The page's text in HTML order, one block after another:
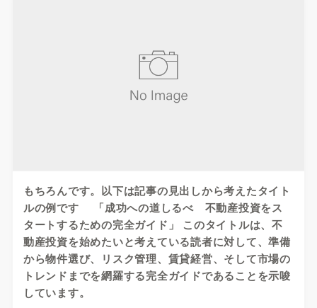
もちろんです。以下は記事の見出しから考えたタイト
ルの例です 「成功への道しるべ 不動産投資をス
タートするための完全ガイド」 このタイトルは、不
動産投資を始めたいと考えている読者に対して、準備
から物件選び、リスク管理、賃貸経営、そして市場の
トレンドまでを網羅する完全ガイドであることを示唆
しています。